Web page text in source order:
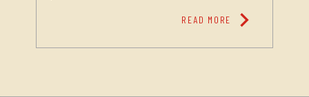
READ MORE chevron_right